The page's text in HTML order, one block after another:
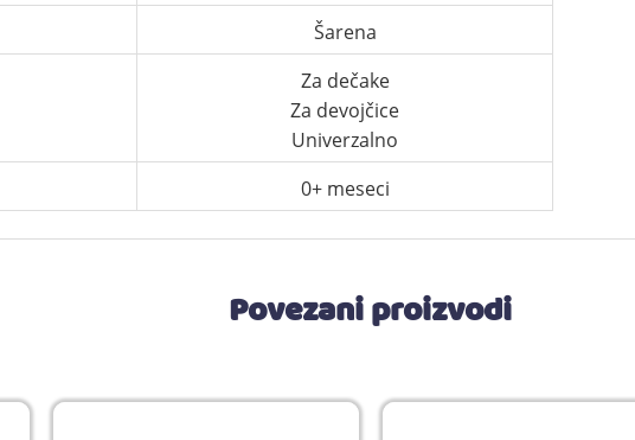
Šarena
Za dečake
Za devojčice
Univerzalno
0+ meseci
Povezani proizvodi